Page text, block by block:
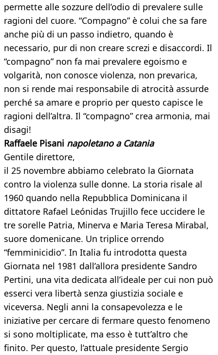
permette alle sozzure dell’odio di prevalere sulle
ragioni del cuore. “Compagno” è colui che sa fare
anche più di un passo indietro, quando è
necessario, pur di non creare screzi e disaccordi. Il
“compagno” non fa mai prevalere egoismo e
volgarità, non conosce violenza, non prevarica,
non si rende mai responsabile di atrocità assurde
perché sa amare e proprio per questo capisce le
ragioni dell’altra. Il “compagno” crea armonia, mai
disagi!
Raffaele Pisani napoletano a Catania
Gentile direttore,
il 25 novembre abbiamo celebrato la Giornata
contro la violenza sulle donne. La storia risale al
1960 quando nella Repubblica Dominicana il
dittatore Rafael Leónidas Trujillo fece uccidere le
tre sorelle Patria, Minerva e Maria Teresa Mirabal,
suore domenicane. Un triplice orrendo
“femminicidio”. In Italia fu introdotta questa
Giornata nel 1981 dall’allora presidente Sandro
Pertini, una vita dedicata all’ideale per cui non può
esserci vera libertà senza giustizia sociale e
viceversa. Negli anni la consapevolezza e le
iniziative per cercare di fermare questo fenomeno
si sono moltiplicate, ma esso è tutt’altro che
finito. Per questo, l’attuale presidente Sergio